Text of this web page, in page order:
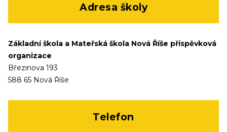
Adresa školy
Základní škola a Mateřská škola Nová Říše příspěvková
organizace
Březinova 193
588 65 Nová Říše
Telefon